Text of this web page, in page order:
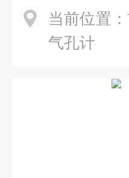
当前位置：
气孔计